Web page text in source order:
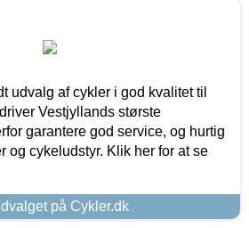
udvalg af cykler i god kvalitet til
Vestjyllands største
garantere god service, og hurtig
og cykeludstyr. Klik her for at se
på Cykler.dk